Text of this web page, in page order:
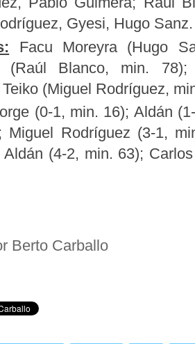
Gyesi, Hugo Sanz.
Facu Moreyra (Hugo
(Raúl Blanco, min.
(Miguel Rodríguez,
(0-1, min. 16); Aldán
Miguel Rodríguez (3-1,
Aldán (4-2, min. 63);
Berto Carballo